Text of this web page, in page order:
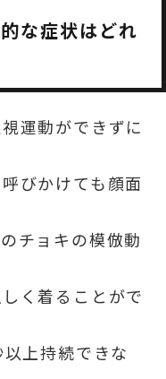
な症状はどれ
運動ができずに
びかけても顔面
チョキの模倣動
く着ることがで
上持続できな